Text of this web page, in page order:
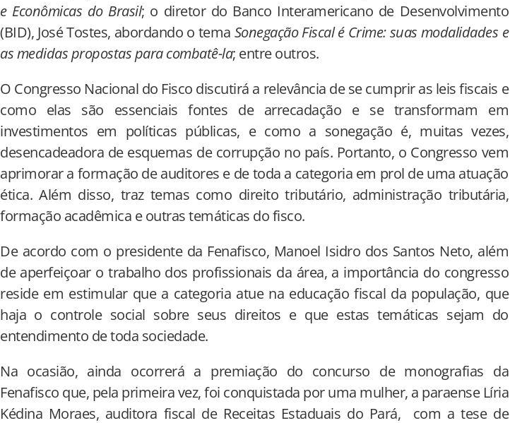
e Econômicas do Brasil; o diretor do Banco Interamericano de Desenvolvimento
(BID), José Tostes, abordando o tema Sonegação Fiscal é Crime: suas modalidades e
as medidas propostas para combatê-la; entre outros.
O Congresso Nacional do Fisco discutirá a relevância de se cumprir as leis fiscais e
como elas são essenciais fontes de arrecadação e se transformam em
investimentos em políticas públicas, e como a sonegação é, muitas vezes,
desencadeadora de esquemas de corrupção no país. Portanto, o Congresso vem
aprimorar a formação de auditores e de toda a categoria em prol de uma atuação
ética. Além disso, traz temas como direito tributário, administração tributária,
formação acadêmica e outras temáticas do fisco.
De acordo com o presidente da Fenafisco, Manoel Isidro dos Santos Neto, além
de aperfeiçoar o trabalho dos profissionais da área, a importância do congresso
reside em estimular que a categoria atue na educação fiscal da população, que
haja o controle social sobre seus direitos e que estas temáticas sejam do
entendimento de toda sociedade.
Na ocasião, ainda ocorrerá a premiação do concurso de monografias da
Fenafisco que, pela primeira vez, foi conquistada por uma mulher, a paraense Líria
Kédina Moraes, auditora fiscal de Receitas Estaduais do Pará, com a tese de